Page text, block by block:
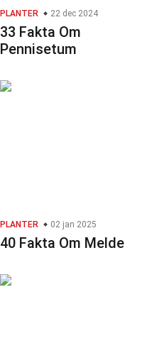
PLANTER 22 dec 2024
33 Fakta Om
Pennisetum
PLANTER 02 jan 2025
40 Fakta Om Melde